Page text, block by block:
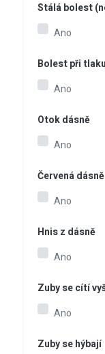
Stálá bolest
Ano
Bolest při
Ano
Otok dásně
Ano
Červená dásně
Ano
Hnis z dásně
Ano
Zuby se cítí
Ano
Zuby se hýbají